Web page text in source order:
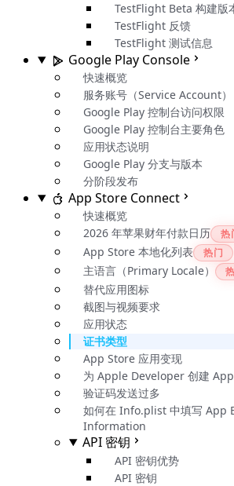
TestFlight Beta 构建版
TestFlight 反馈
TestFlight 测试信息
Google Play Console
快速概览
服务账号（Service Account）
Google Play 控制台访问权限
Google Play 控制台主要角色
应用状态说明
Google Play 分支与版本
分阶段发布
App Store Connect
快速概览
2026 年苹果财年付款日历
热
App Store 本地化列表 热门
主语言（Primary Locale）
替代应用图标
截图与视频要求
应用状态
证书类型
App Store 应用变现
为 Apple Developer 创建
验证码发送过多
如何在 Info.plist 中填写 App
Information
API 密钥
API 密钥优势
API 密钥